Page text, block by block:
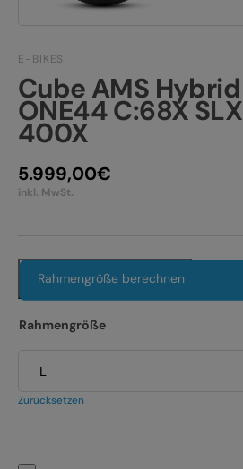
E-BIKE HARDTAIL
E-BIKE TOUR
Alle entdecken
KONTAKT
PRODUKTRÜCKRUFE
E-BIKES
Cube AMS Hybrid
ONE44 C:68X SLX
400X
5.999,00€
inkl. MwSt.
Rahmengröße berechnen
Rahmengröße
Zurücksetzen